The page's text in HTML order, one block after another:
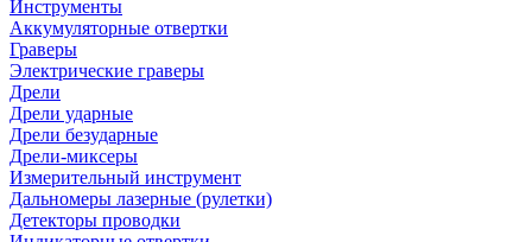
Инструменты
Аккумуляторные отвертки
Граверы
Электрические граверы
Дрели
Дрели ударные
Дрели безударные
Дрели-миксеры
Измерительный инструмент
Дальномеры лазерные (рулетки)
Детекторы проводки